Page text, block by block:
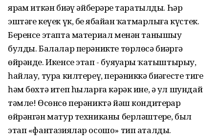
ярҙам иткән биҙәү әйберҙәре таратылды. Һәр
эштәге кеүек үк, беҙ ябайҙан ҡатмарлыға күстек.
Беренсе этапта материал менән танышыу
булды. Балалар перәникте төрлөсә биҙәргә
өйрәнде. Икенсе этап - буяуҙарҙы ҡатыштырыу,
һайлау, тура килтереү, перәниккә биҙәгесте тигеҙ
һәм бөхтә итеп һыларға кәрәк ине, ә ул шундай
тәмле! Өсөнсө перәниктә йәш кондитерҙар
өйрәнгән матур техниканы берләштерҙе, был
этап «фантазиялар осошо» тип аталды.